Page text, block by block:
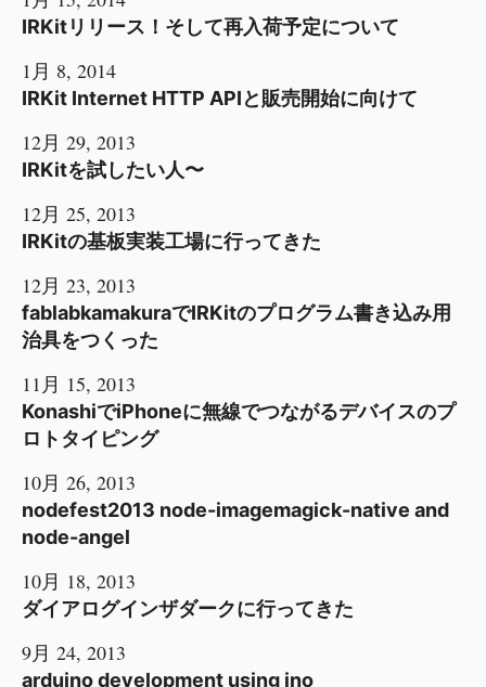
IRKitリリース！そして再入荷予定について
1月 8, 2014
IRKit Internet HTTP APIと販売開始に向けて
12月 29, 2013
IRKitを試したい人〜
12月 25, 2013
IRKitの基板実装工場に行ってきた
12月 23, 2013
fablabkamakuraでIRKitのプログラム書き込み用
治具をつくった
11月 15, 2013
KonashiでiPhoneに無線でつながるデバイスのプ
ロトタイピング
10月 26, 2013
nodefest2013 node-imagemagick-native and
node-angel
10月 18, 2013
ダイアログインザダークに行ってきた
9月 24, 2013
arduino development using ino